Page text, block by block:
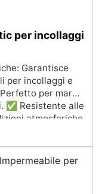
per incollaggi
Garantisce
per incollaggi e
per marmi,
✅ Resistente alle
atmosferiche
verticali: Ideale
semplice con
ottimali.